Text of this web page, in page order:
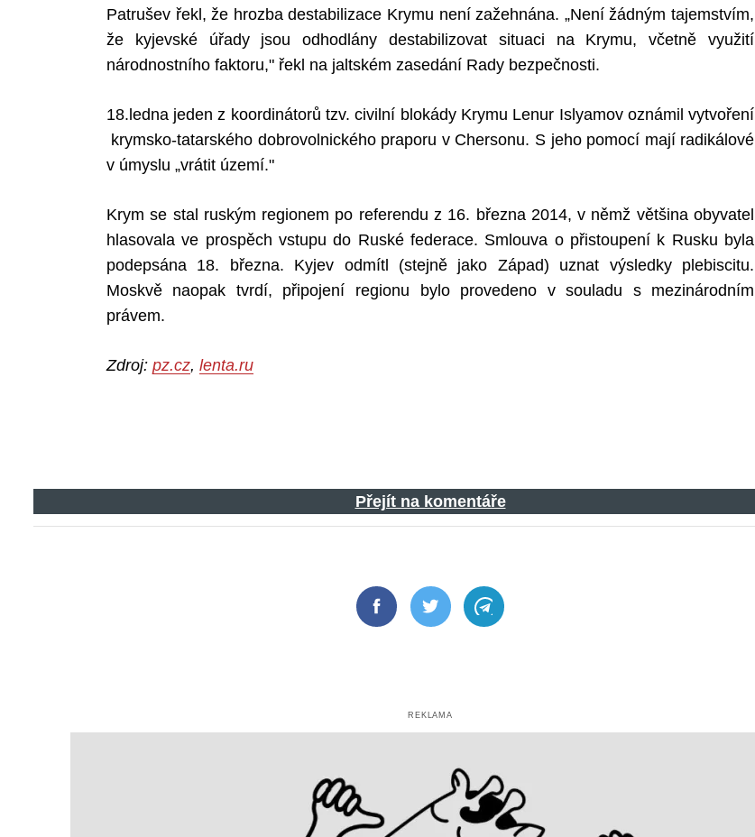
Patrušev řekl, že hrozba destabilizace Krymu není zažehnána. „Není žádným tajemstvím,
že kyjevské úřady jsou odhodlány destabilizovat situaci na Krymu, včetně využití
národnostního faktoru," řekl na jaltském zasedání Rady bezpečnosti.
18.ledna jeden z koordinátorů tzv. civilní blokády Krymu Lenur Islyamov oznámil vytvoření
krymsko-tatarského dobrovolnického praporu v Chersonu. S jeho pomocí mají radikálové
v úmyslu „vrátit území."
Krym se stal ruským regionem po referendu z 16. března 2014, v němž většina obyvatel
hlasovala ve prospěch vstupu do Ruské federace. Smlouva o přistoupení k Rusku byla
podepsána 18. března. Kyjev odmítl (stejně jako Západ) uznat výsledky plebiscitu.
Moskvě naopak tvrdí, připojení regionu bylo provedeno v souladu s mezinárodním
právem.
Zdroj: pz.cz, lenta.ru
Přejít na komentáře
FacebookTwitter Telegram
REKLAMA